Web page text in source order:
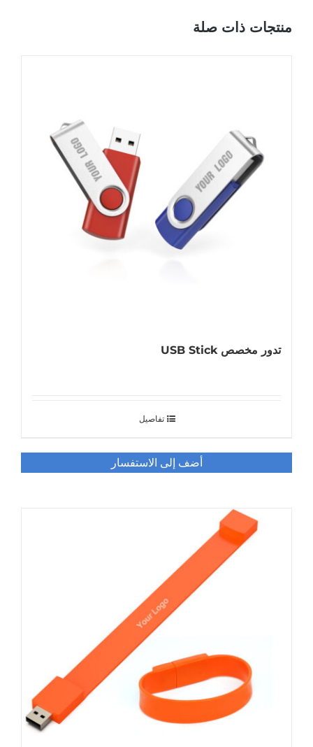
منتجات ذات صلة
تدور مخصص USB Stick
تفاصيل
أضف إلى الاستفسار